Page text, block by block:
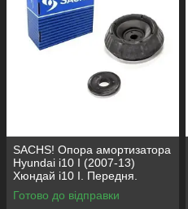
SACHS! Опора амортизатора
Hyundai i10 I (2007-13)
Хюндай i10 I. Передня.
SM5818 , 801063 , KB689.27 ,
VKDA88511
Готово до відправки